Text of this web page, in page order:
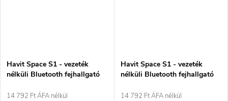
Havit Space S1 - vezeték
nélküli Bluetooth fejhallgató
14 792 Ft ÁFA nélkül
Havit Space S1 - vezeték
nélküli Bluetooth fejhallgató
14 792 Ft ÁFA nélkül